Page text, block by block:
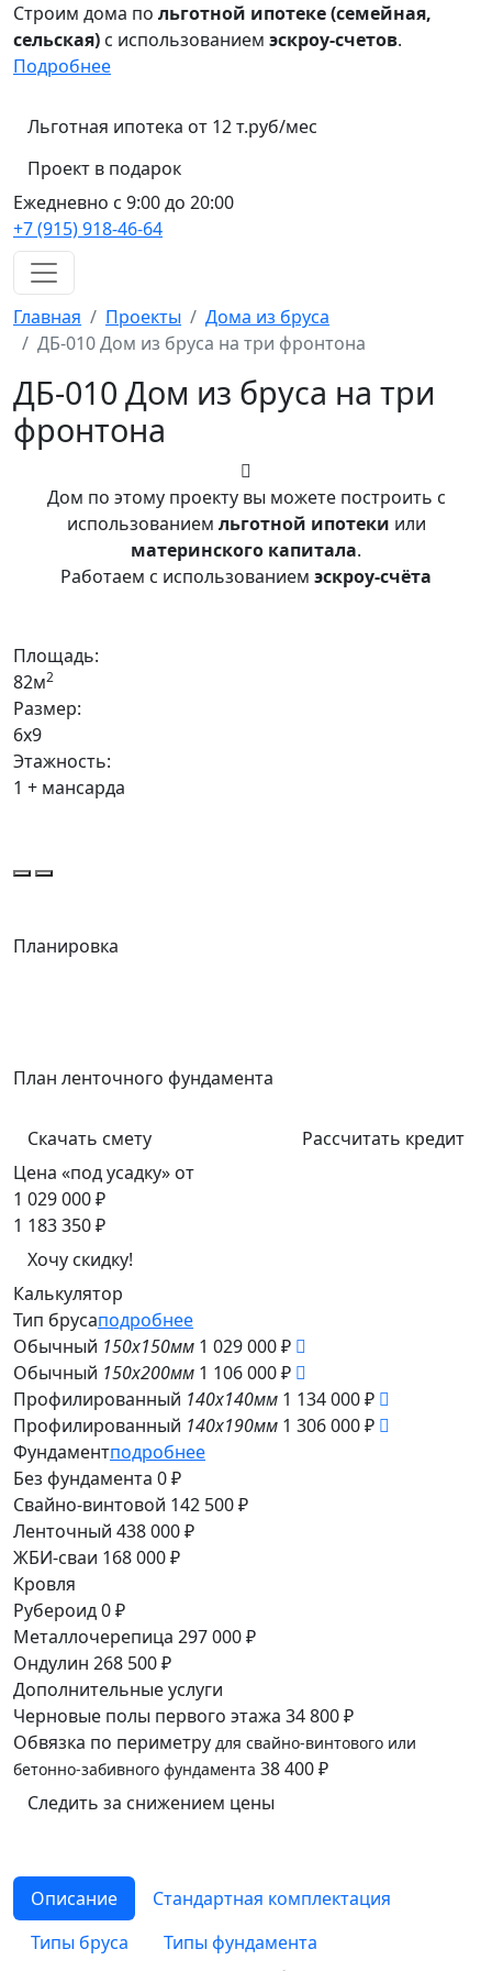
Строим дома по льготной ипотеке (семейная,
сельская) с использованием эскроу-счетов.
Подробнее
Льготная ипотека от 12 т.руб/мес
Проект в подарок
Ежедневно с 9:00 до 20:00
+7 (915) 918-46-64
Главная Проекты
Дома из бруса
ДБ-010 Дом из бруса на три фронтона
ДБ-010 Дом из бруса на три
фронтона
Дом по этому проекту вы можете построить с
использованием льготной ипотеки или
материнского капитала.
Работаем с использованием эскроу-счёта
Площадь:
82м2
Размер:
6х9
Этажность:
1 + мансарда
Планировка
План ленточного фундамента
Скачать смету
Рассчитать кредит
Цена «под усадку» от
1 029 000 ₽
1 183 350 ₽
Хочу скидку!
Калькулятор
Тип брусаподробнее
Обычный 150x150мм 1 029 000 ₽
Обычный 150x200мм 1 106 000 ₽
Профилированный 140x140мм 1 134 000 ₽
Профилированный 140x190мм 1 306 000 ₽
Фундаментподробнее
Без фундамента 0 ₽
Свайно-винтовой 142 500 ₽
Ленточный 438 000 ₽
ЖБИ-сваи 168 000 ₽
Кровля
Рубероид0 ₽
Металлочерепица 297 000 ₽
Ондулин 268 500 ₽
Дополнительные услуги
Черновые полы первого этажа 34 800 ₽
Обвязка по периметру для свайно-винтового или
бетонно-забивного фундамента 38 400 ₽
Следить за снижением цены
Описание
Cтандартная комплектация
Типы бруса
Типы фундамента